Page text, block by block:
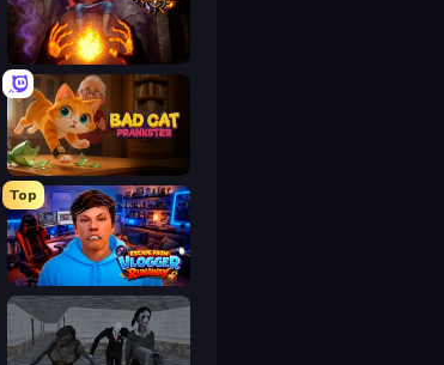
Sorcerers Refuge
Bad Cat Prankster
Top
Escape from Vlogger: Runaway